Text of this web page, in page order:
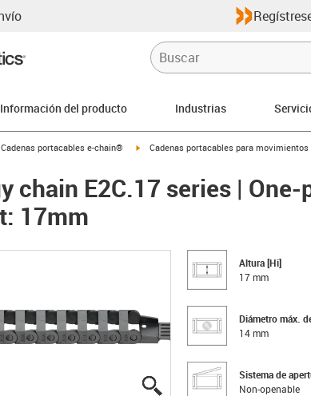
Información del producto Industrias
righticon-arrow-right
Cadenas portacables e-chain® igus-icon-arrow-right
Cadenas portacables para
chain E2C.17 series |
17mm
igus-icon-lupe
igus-icon-lupe
igus-icon-lupe
igus-icon-lupe
Altura [Hi]
17 mm
Diámetro máx.
14 mm
Sistema de
Non-openable